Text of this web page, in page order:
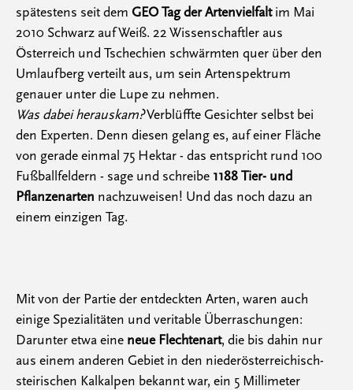
spätestens seit dem GEO Tag der Artenvielfaltim Mai
2010 Schwarz auf Weiß. 22 Wissenschaftler aus
Österreich und Tschechien schwärmten quer über den
Umlaufberg verteilt aus, um sein Artenspektrum
genauer unter die Lupe zu nehmen.
Was dabei herauskam?Verblüffte Gesichter selbst bei
den Experten. Denn diesen gelang es, auf einer Fläche
von gerade einmal 75 Hektar - das entspricht rund 100
Fußballfeldern - sage und schreibe 1188 Tier- und
Pflanzenarten nachzuweisen! Und das noch dazu an
einem einzigen Tag.
Mit von der Partie der entdeckten Arten, waren auch
einige Spezialitäten und veritable Überraschungen:
Darunter etwa eine neue Flechtenart, die bis dahin nur
aus einem anderen Gebiet in den niederösterreichisch-
steirischen Kalkalpen bekannt war, ein 5 Millimeter